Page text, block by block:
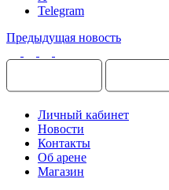
Telegram
Предыдущая новость
Личный кабинет
Новости
Контакты
Об арене
Магазин